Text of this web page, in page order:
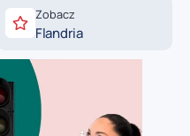
Zobacz
Flandria